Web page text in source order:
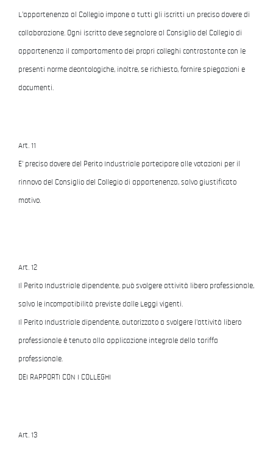
L'appartenenza al Collegio impone a tutti gli iscritti un preciso dovere di
collaborazione. Ogni iscritto deve segnalare al Consiglio del Collegio di
appartenenza il comportamento dei propri colleghi contrastante con le
presenti norme deontologiche, inoltre, se richiesto, fornire spiegazioni e
documenti.
Art. 11
E' preciso dovere del Perito Industriale partecipare alle votazioni per il
rinnovo del Consiglio del Collegio di appartenenza, salvo giustificato
motivo.
Art. 12
Il Perito Industriale dipendente, può svolgere attività libero professionale,
salvo le incompatibilità previste dalle Leggi vigenti.
Il Perito Industriale dipendente, autorizzato a svolgere l'attività libero
professionale é tenuto alla applicazione integrale della tariffa
professionale.
DEI RAPPORTI CON I COLLEGHI
Art. 13